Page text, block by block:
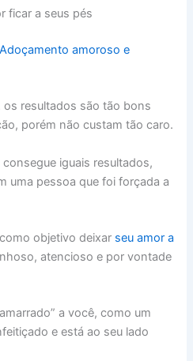
ficar a seus pés
Adoçamento amoroso e
resultados são tão bons
porém não custam tão caro.
iguais resultados,
uma pessoa que foi forçada a
objetivo deixar seu amor a
atencioso e por vontade
a você, como um
e está ao seu lado